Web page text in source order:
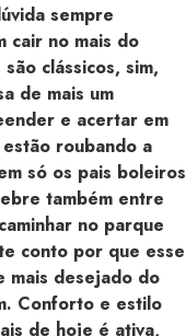
sempre
cair no mais do
clássicos, sim,
de mais um
e acertar em
roubando a
só os pais boleiros
também entre
no parque
conto por que esse
mais desejado do
Conforto e estilo
de hoje é ativa,